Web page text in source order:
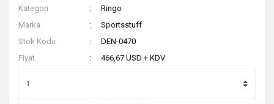
Kategori
Ringo
Marka
Sportsstuff
Stok Kodu
DEN-0470
Fiyat
466,67 USD + KDV